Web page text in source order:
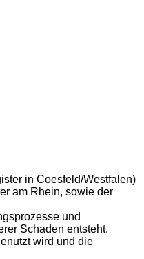
in Coesfeld/Westfalen)
am Rhein, sowie der
und
Schaden entsteht.
wird und die